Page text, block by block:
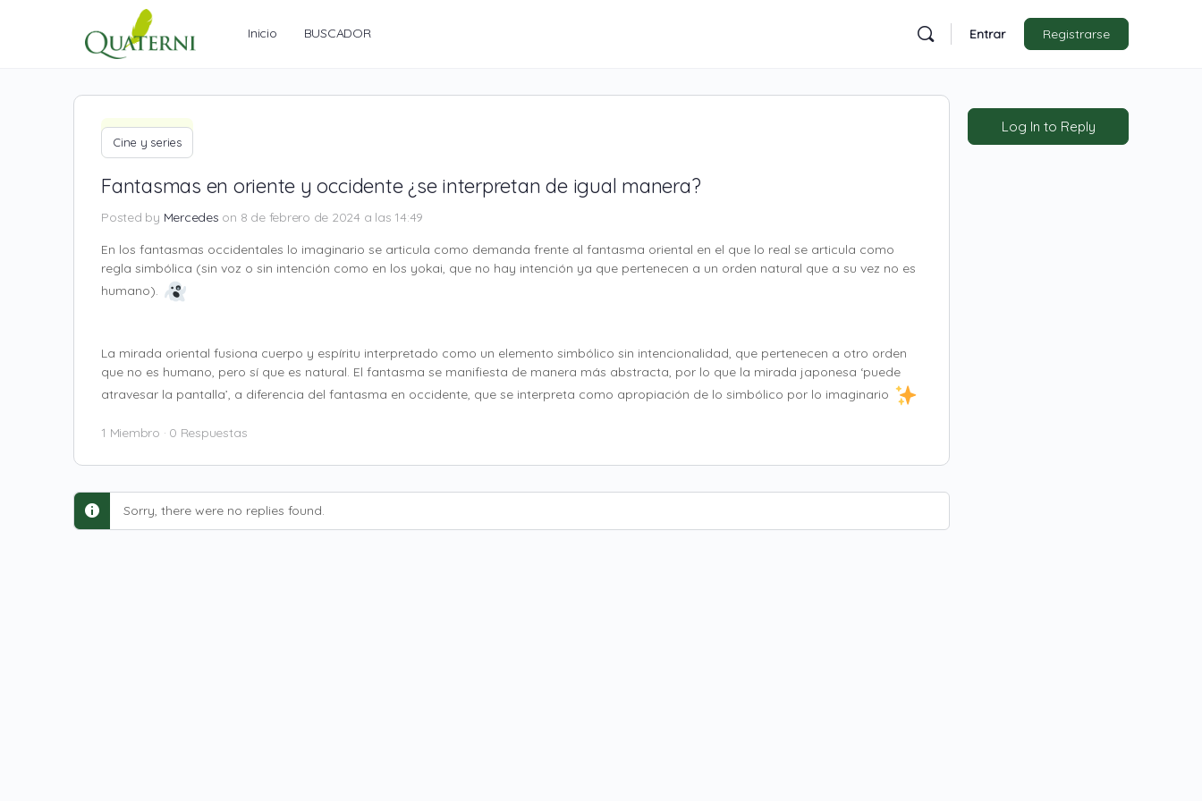
Inicio BUSCADOR Entrar Registrarse
Cine y series
Fantasmas en oriente y occidente ¿se interpretan de igual manera?
Posted by Mercedes on 8 de febrero de 2024 a las 14:49
En los fantasmas occidentales lo imaginario se articula como demanda frente al fantasma oriental en el que lo real se articula como
regla simbólica (sin voz o sin intención como en los yokai, que no hay intención ya que pertenecen a un orden natural que a su vez no es
humano).
La mirada oriental fusiona cuerpo y espíritu interpretado como un elemento simbólico sin intencionalidad, que pertenecen a otro orden
que no es humano, pero sí que es natural. El fantasma se manifiesta de manera más abstracta, por lo que la mirada japonesa ‘puede
atravesar la pantalla’, a diferencia del fantasma en occidente, que se interpreta como apropiación de lo simbólico por lo imaginario
1 Miembro · 0 Respuestas
Sorry, there were no replies found.
Log In to Reply